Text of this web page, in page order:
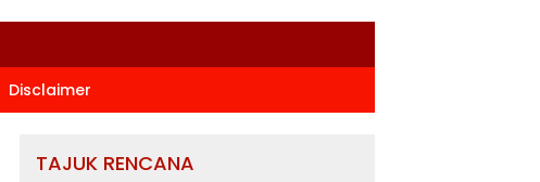
Disclaimer
TAJUK RENCANA